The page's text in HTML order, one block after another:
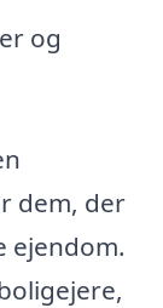
og
dem, der
ejendom.